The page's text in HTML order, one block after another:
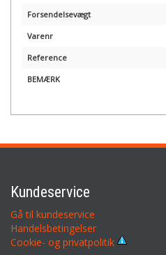
Forsendelsevægt
Varenr
Reference
BEMÆRK
Kundeservice
Gå til kundeservice
Handelsbetingelser
Cookie- og privatpolitik